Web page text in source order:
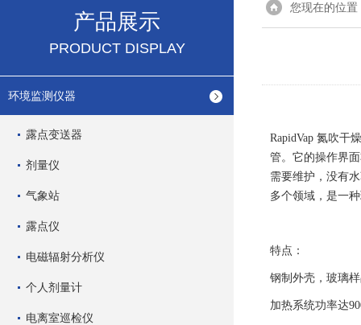
产品展示
PRODUCT DISPLAY
环境监测仪器
露点变送器
剂量仪
气象站
露点仪
电磁辐射分析仪
个人剂量计
电离室巡检仪
您现在的位置
RapidVap 氮吹干
管。它的操作界
需要维护，没有
多个领域，是一
特点：
钢制外壳，玻璃
加热系统功率达